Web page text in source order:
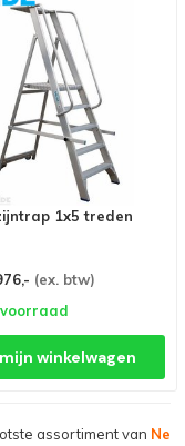
1x5 treden
(ex. btw)
winkelwagen
Nederland